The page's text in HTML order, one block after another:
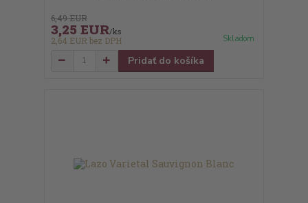
6,49 EUR
3,25 EUR/ks
2,64 EUR bez DPH Skladom
Pridať do košíka